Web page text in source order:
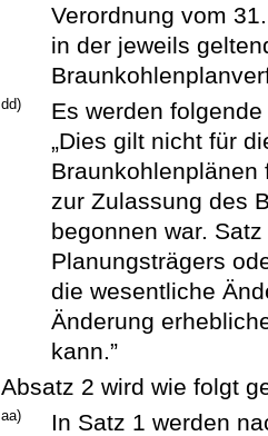
Verordnung vom
in der jeweils
dd)
Es werden
„Dies gilt nicht für
Braunkohlenplänen
zur Zulassung des
begonnen war.
Planungsträgers
die wesentliche
Änderung
kann.”
Absatz 2 wird wie folgt
aa)
In Satz 1 werden